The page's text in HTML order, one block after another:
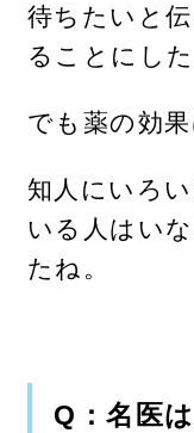
待ちたいと
ることにし
でも薬の効
知人にいろ
いる人はい
たね。
Q：名医